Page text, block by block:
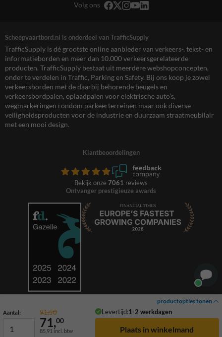
productopties tonen
Aantal: 91,50 Levertijd:1-2 werkdagen
71,00
85,91 incl. btw
Volg ons
Scheepvaartbord.nl is onderdeel van TrafficSupply
TrafficSupply is dé grootste online aanbieder van verkeers-, tekst- en
informatieborden en meer dan 10.000 verkeersgerelateerde
producten. TrafficSupply bestaat uit meerdere webshopconcepten,
onder te verdelen in Traffic, Parking en Safety. Bij ons koop je zowel
verkeersborden met de daarbij behorende beugels en
verkeersbordpalen, oplaadpalen voor elektrische auto’s,
wegmarkeringen rondom parkeerterreinen maar ook diverse
veiligheidsproducten voor de industrie en duurzaam straatmeubilair
met een mooi design.
Klantbeoordelingen
Bekijk onze 7061 reviews
Ontvanger prestigieuze awards
© 2026 TrafficSupply. Alle rechten voorbehouden.